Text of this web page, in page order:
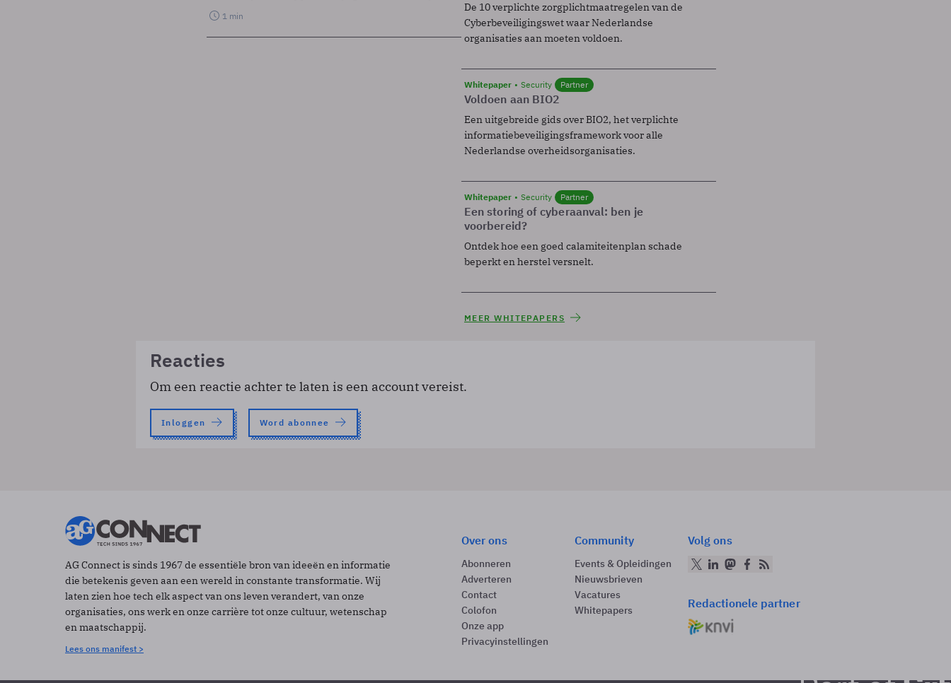
1 min
De 10 verplichte zorgplichtmaatregelen van de
Cyberbeveiligingswet waar Nederlandse
organisaties aan moeten voldoen.
Whitepaper Security Partner
Voldoen aan BIO2
Een uitgebreide gids over BIO2, het verplichte
informatiebeveiligingsframework voor alle
Nederlandse overheidsorganisaties.
Whitepaper Security Partner
Een storing of cyberaanval: ben je
voorbereid?
Ontdek hoe een goed calamiteitenplan schade
beperkt en herstel versnelt.
MEER WHITEPAPERS
Reacties
Om een reactie achter te laten is een account vereist.
Inloggen Word abonnee
AG Connect is sinds 1967 de essentiële bron van ideeën en informatie
die betekenis geven aan een wereld in constante transformatie. Wij
laten zien hoe tech elk aspect van ons leven verandert, van onze
organisaties, ons werk en onze carrière tot onze cultuur, wetenschap
en maatschappij.
Lees ons manifest >
Over ons
Abonneren
Adverteren
Contact
Colofon
Onze app
Privacyinstellingen
Community
Events & Opleidingen
Nieuwsbrieven
Vacatures
Whitepapers
Volg ons
Redactionele partner